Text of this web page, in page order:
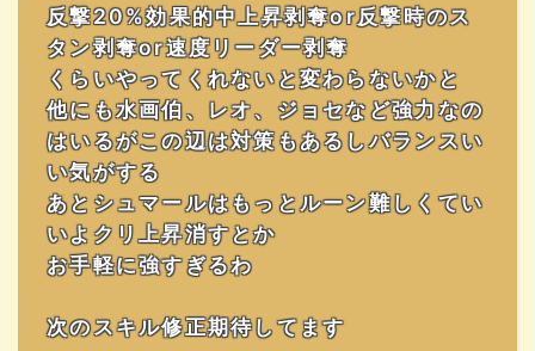
反撃20%効果的中上昇剥奪or反撃時のス
タン剥奪or速度リーダー剥奪
くらいやってくれないと変わらないかと
他にも水画伯、レオ、ジョセなど強力なの
はいるがこの辺は対策もあるしバランスい
い気がする
あとシュマールはもっとルーン難しくてい
いよクリ上昇消すとか
お手軽に強すぎるわ
次のスキル修正期待してます